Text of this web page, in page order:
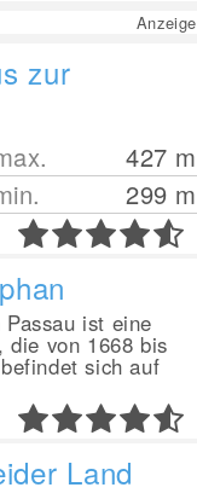
Anzeige
zur
427 m
299 m
ist eine
die von 1668 bis
sich auf
Land